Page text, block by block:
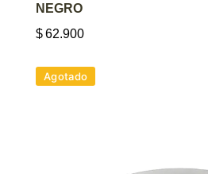
NEGRO
$62.900
Agotado